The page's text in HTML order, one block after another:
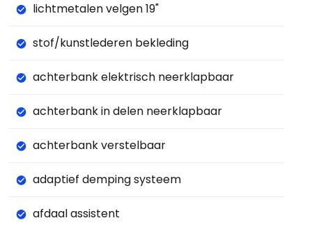
lichtmetalen velgen 19"
stof/kunstlederen bekleding
achterbank elektrisch neerklapbaar
achterbank in delen neerklapbaar
achterbank verstelbaar
adaptief demping systeem
afdaal assistent